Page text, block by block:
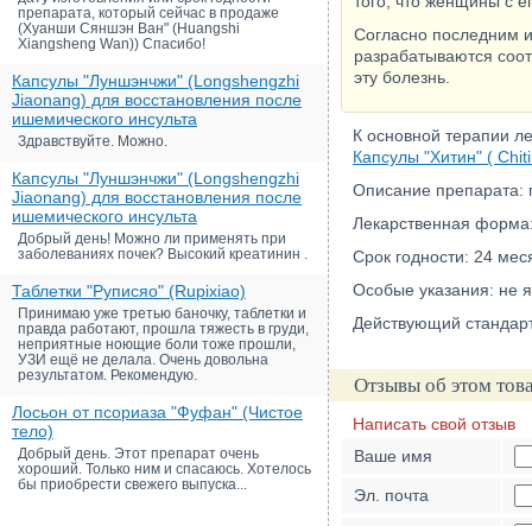
препарата, который сейчас в продаже
(Хуанши Сяншэн Ван" (Huangshi
Xiangsheng Wan)) Спасибо!
Капсулы "Луншэнчжи" (Longshengzhi
Jiaonang) для восстановления после
ишемического инсульта
Здравствуйте. Можно.
Капсулы "Луншэнчжи" (Longshengzhi
Jiaonang) для восстановления после
ишемического инсульта
Добрый день! Можно ли применять при
заболеваниях почек? Высокий креатинин .
Таблетки "Руписяо" (Rupixiao)
Принимаю уже третью баночку, таблетки и
правда работают, прошла тяжесть в груди,
неприятные ноющие боли тоже прошли,
УЗИ ещё не делала. Очень довольна
результатом. Рекомендую.
Лосьон от псориаза "Фуфан" (Чистое
тело)
Добрый день. Этот препарат очень
хороший. Только ним и спасаюсь. Хотелось
бы приобрести свежего выпуска...
Согласно последним
разрабатываются
эту болезнь.
К основной терапии
Капсулы "Хитин" (
Описание препарата:
Лекарственная
Срок годности: 24
Особые указания: не
Действующий
Отзывы об этом
Написать свой отзыв
Ваше имя
Эл. почта